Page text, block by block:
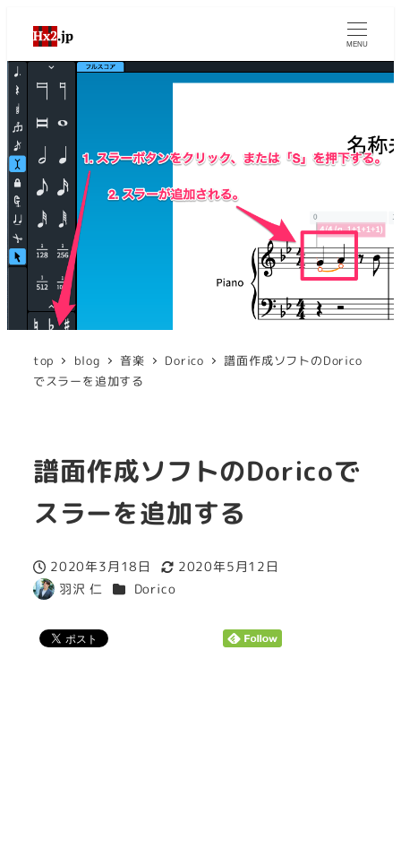
MENU
top blog 音楽 Dorico
譜面作成ソフトのDorico
でスラーを追加する
譜面作成ソフトのDoricoで
スラーを追加する
投稿日
2020年3月18日
更新日
2020年5月12日
著
羽沢 仁 カテゴリー
Dorico